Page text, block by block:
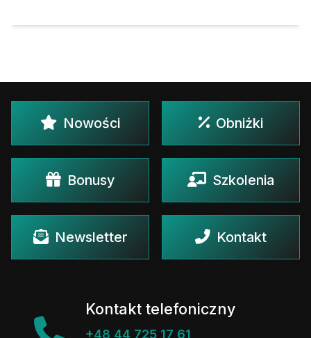
Nowości Obniżki
Bonusy Szkolenia
Newsletter Kontakt
Kontakt telefoniczny
+48 44 725 17 61